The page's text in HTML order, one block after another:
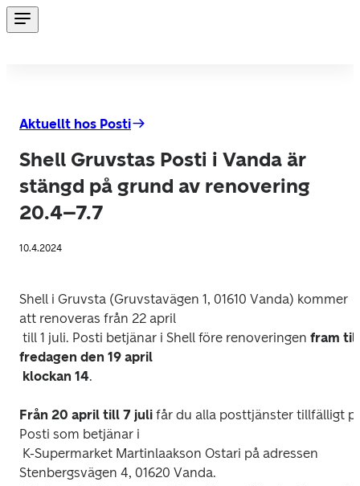
Aktuellt hos Posti
Shell Gruvstas Posti i Vanda är
stängd på grund av renovering
20.4–7.7
10.4.2024
Shell i Gruvsta (Gruvstavägen 1, 01610 Vanda) kommer
att renoveras från 22 april
till 1 juli. Posti betjänar i Shell före renoveringen fram till
fredagen den 19 april
klockan 14
Från 20 april till 7 juli får du alla posttjänster tillfälligt
Posti som betjänar i
Stenbergsvägen 4, 01620 Vanda.